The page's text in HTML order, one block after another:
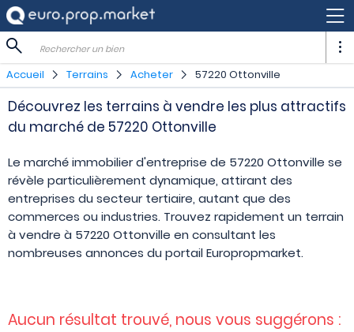
Rechercher un bien
Accueil Terrains Acheter 57220 Ottonville
Découvrez les terrains à vendre les plus attractifs
du marché de 57220 Ottonville
Le marché immobilier d'entreprise de 57220 Ottonville se
révèle particulièrement dynamique, attirant des
entreprises du secteur tertiaire, autant que des
commerces ou industries. Trouvez rapidement un terrain
à vendre à 57220 Ottonville en consultant les
nombreuses annonces du portail Europropmarket.
Aucun résultat trouvé, nous vous suggérons :